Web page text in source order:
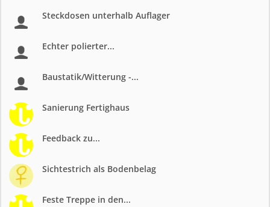
Steckdosen unterhalb Auflager
Echter polierter...
Baustatik/Witterung -...
Sanierung Fertighaus
Feedback zu...
Sichtestrich als Bodenbelag
Feste Treppe in den...